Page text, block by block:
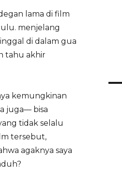
lama di film
menjelang
di dalam gua
tahu akhir
kemungkinan
juga— bisa
tidak selalu
tersebut,
agaknya saya